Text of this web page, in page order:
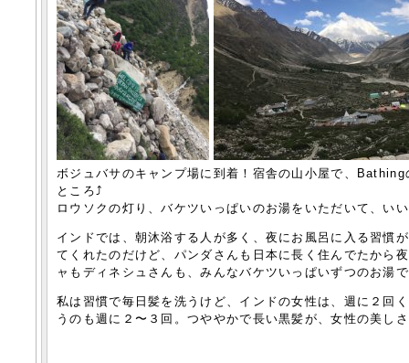
ボジュバサのキャンプ場に到着！宿舎の山小屋で、
ところ⤴︎
ロウソクの灯り、バケツいっぱいのお湯をいただいて、い
インドでは、朝沐浴する人が多く、夜にお風呂に入る習慣
てくれたのだけど、パンダさんも日本に長く住んでたから
ャもディネシュさんも、みんなバケツいっぱいずつのお湯
私は習慣で毎日髪を洗うけど、インドの女性は、週に２回
うのも週に２〜３回。つややかで長い黒髪が、女性の美し